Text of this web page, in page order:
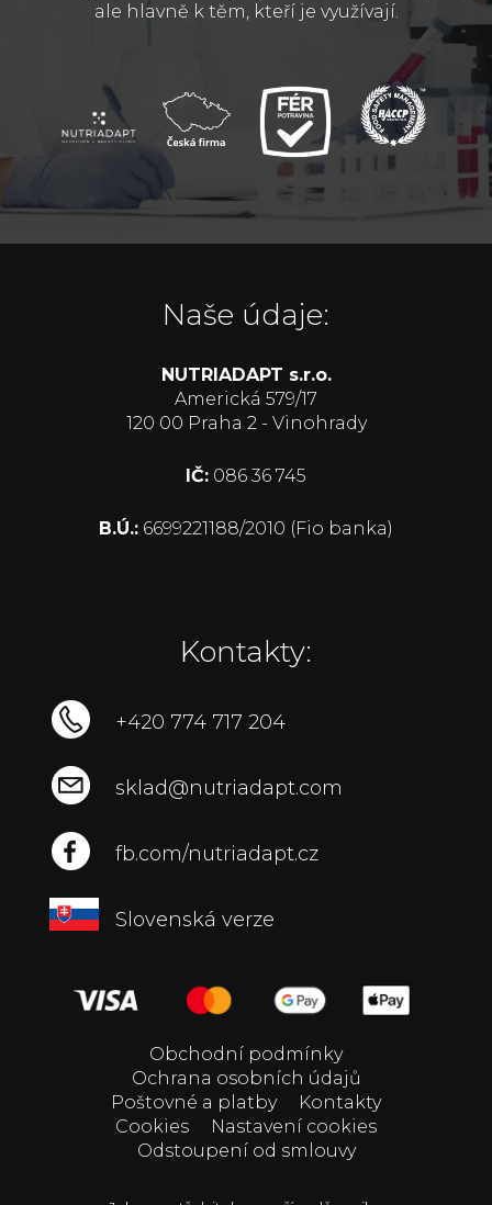
ale hlavně k těm, kteří je využívají.
Naše údaje:
NUTRIADAPT s.r.o.
Americká 579/17
120 00 Praha 2 - Vinohrady
IČ: 086 36 745
B.Ú.: 6699221188/2010 (Fio banka)
Kontakty:
+420 774 717 204
sklad@nutriadapt.com
fb.com/nutriadapt.cz
Slovenská verze
Obchodní podmínky
Ochrana osobních údajů
Poštovné a platby
Kontakty
Cookies
Nastavení cookies
Odstoupení od smlouvy